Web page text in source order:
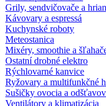
Grily, sendvičovače a
Kávovary a espressá
Kuchynské roboty
Meteostanica
Mixéry, smoothie a
Ostatní drobné elektro
Rýchlovarné kanvice
Ryžovary a multifunkčné
Sušičky ovocia a
Ventilátory a klimatizácia